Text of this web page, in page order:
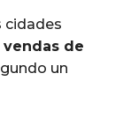
cidades
de
un